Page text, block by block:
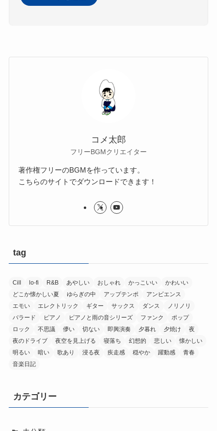
コメ太郎
フリーBGMクリエイター
著作権フリーのBGMを作っています。
こちらのサイトでダウンロードできます！
tag
Cill lo-fi R&B あやしい おしゃれ かっこいい
かわいい
どこか懐かしい夏
ゆらぎの中 アップテンポ
アンビエンス
エモい
エレクトリック ギター サックス ダンス
ノリノリ
バラード
ピアノ ピアノと雨の音シリーズ ファンク
ポップ
ロック
不思議 儚い 切ない 即興演奏 夕暮れ 夕焼け
夜
夜のドライブ
夜空を見上げる 寝落ち 幻想的 悲しい
懐かしい
明るい
暗い 歌あり 浸る夜 疾走感 穏やか 躍動感
青春
音楽日記
カテゴリー